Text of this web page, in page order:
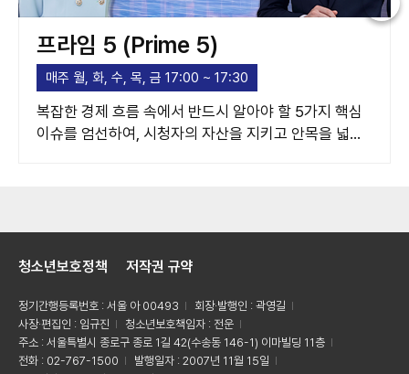
프라임 5 (Prime 5)
매주 월, 화, 수, 목, 금 17:00 ~ 17:30
복잡한 경제 흐름 속에서 반드시 알아야 할 5가지 핵심
이슈를 엄선하여, 시청자의 자산을 지키고 안목을 넓혀
청소년보호정책 저작권 규약
정기간행등록번호 : 서울 아 00493
회장·발행인 : 곽영길
사장·편집인 : 임규진
청소년보호책임자 : 전운
주소 : 서울특별시 종로구 종로 1길 42(수송동 146-1) 이마빌딩 11층
전화 : 02-767-1500
발행일자 : 2007년 11월 15일